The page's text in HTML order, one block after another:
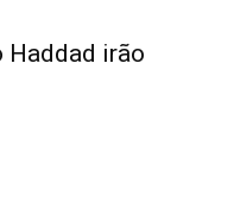
Haddad irão